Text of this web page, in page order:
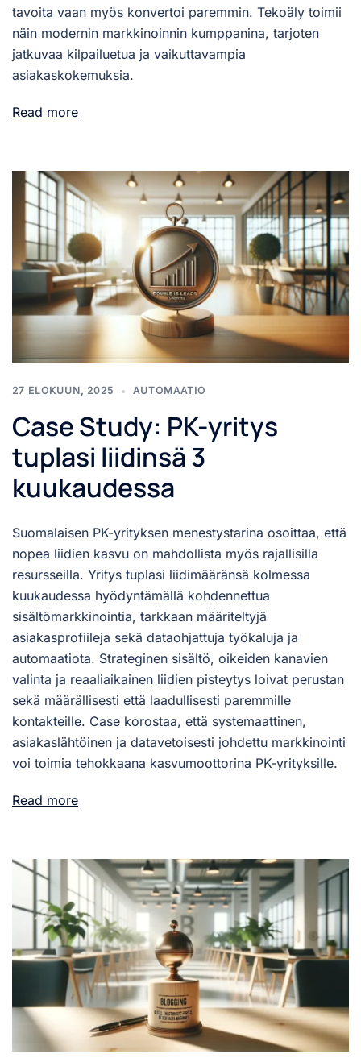
tavoita vaan myös konvertoi paremmin. Tekoäly toimii
näin modernin markkinoinnin kumppanina, tarjoten
jatkuvaa kilpailuetua ja vaikuttavampia
asiakaskokemuksia.
Read more
27 ELOKUUN, 2025 AUTOMAATIO
Case Study: PK-yritys
tuplasi liidinsä 3
kuukaudessa
Suomalaisen PK-yrityksen menestystarina osoittaa, että
nopea liidien kasvu on mahdollista myös rajallisilla
resursseilla. Yritys tuplasi liidimääränsä kolmessa
kuukaudessa hyödyntämällä kohdennettua
sisältömarkkinointia, tarkkaan määriteltyjä
asiakasprofiileja sekä dataohjattuja työkaluja ja
automaatiota. Strateginen sisältö, oikeiden kanavien
valinta ja reaaliaikainen liidien pisteytys loivat perustan
sekä määrällisesti että laadullisesti paremmille
kontakteille. Case korostaa, että systemaattinen,
asiakaslähtöinen ja datavetoisesti johdettu markkinointi
voi toimia tehokkaana kasvumoottorina PK-yrityksille.
Read more